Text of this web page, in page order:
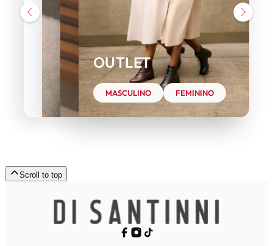
OUTLET
MASCULINO FEMININO
Scroll to top